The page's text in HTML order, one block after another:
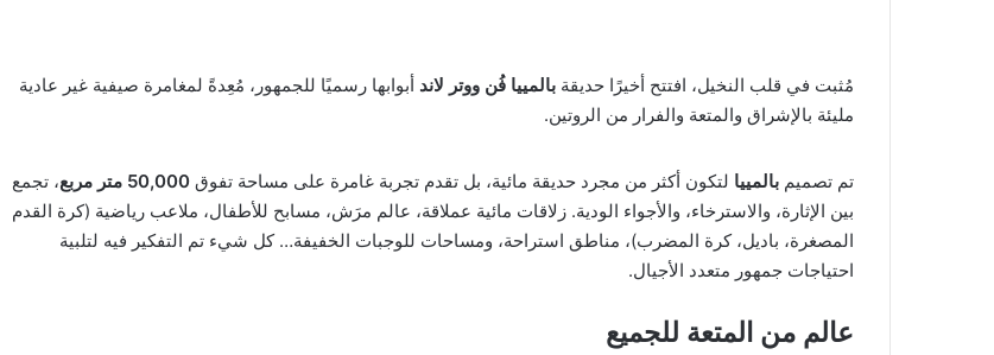
مُثبت في قلب النخيل، افتتح أخيرًا حديقة بالمييا فُن ووتر لاند أبوابها رسميًا للجمهور، مُعِدةً لمغامرة صيفية غير عادية
مليئة بالإشراق والمتعة والفرار من الروتين.
تم تصميم بالمييا لتكون أكثر من مجرد حديقة مائية، بل تقدم تجربة غامرة على مساحة تفوق 50,000 متر مربع
، تجمع
بين الإثارة، والاسترخاء، والأجواء الودية. زلاقات مائية عملاقة، عالم مرَش، مسابح للأطفال، ملاعب رياضية (كرة القدم
المصغرة، باديل، كرة المضرب)، مناطق استراحة، ومساحات للوجبات الخفيفة… كل شيء تم التفكير فيه لتلبية
احتياجات جمهور متعدد الأجيال.
عالم من المتعة للجميع